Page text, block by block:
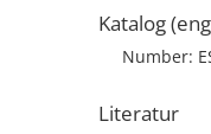
Katalog
Number:
Literatur